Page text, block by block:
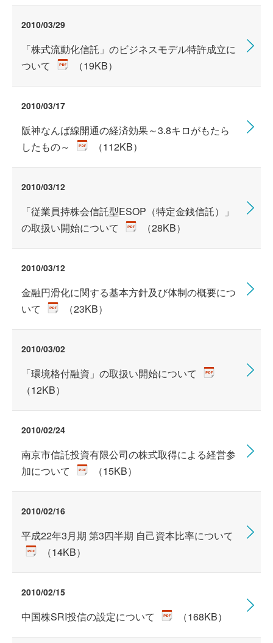
2010/03/29
「株式流動化信託」のビジネスモデル特許成立に
ついて
（19KB）
2010/03/17
阪神なんば線開通の経済効果～3.8キロがもたら
したもの～
（112KB）
2010/03/12
「従業員持株会信託型ESOP（特定金銭信託）」
の取扱い開始について
（28KB）
2010/03/12
金融円滑化に関する基本方針及び体制の概要につ
いて
（23KB）
2010/03/02
「環境格付融資」の取扱い開始について
（12KB）
2010/02/24
南京市信託投資有限公司の株式取得による経営参
加について
（15KB）
2010/02/16
平成22年3月期 第3四半期 自己資本比率について
（14KB）
2010/02/15
中国株SRI投信の設定について （168KB）